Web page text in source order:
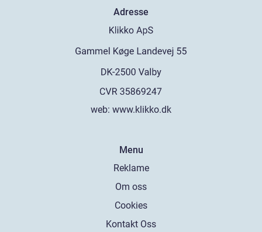
Adresse
web: www.klikko.dk
Menu
Reklame
Om oss
Cookies
Kontakt Oss